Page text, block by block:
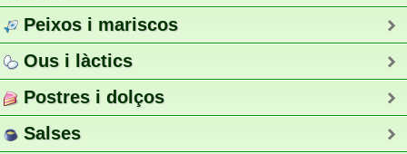
Peixos i mariscos
Ous i làctics
Postres i dolços
Salses